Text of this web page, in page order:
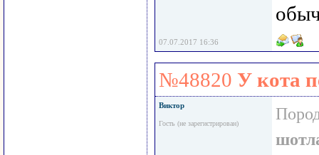
07.07.2017 16:36
№48820 У кота
Виктор
Гость (не зарегистрирован)